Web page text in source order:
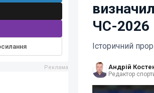
ЧС-2026
Історичний
Андрій
Редактор